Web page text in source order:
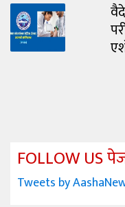
FOLLOW US
Tweets by